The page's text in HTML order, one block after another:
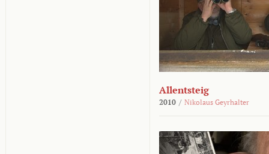
Allentsteig
2010 / Nikolaus Geyrhalter